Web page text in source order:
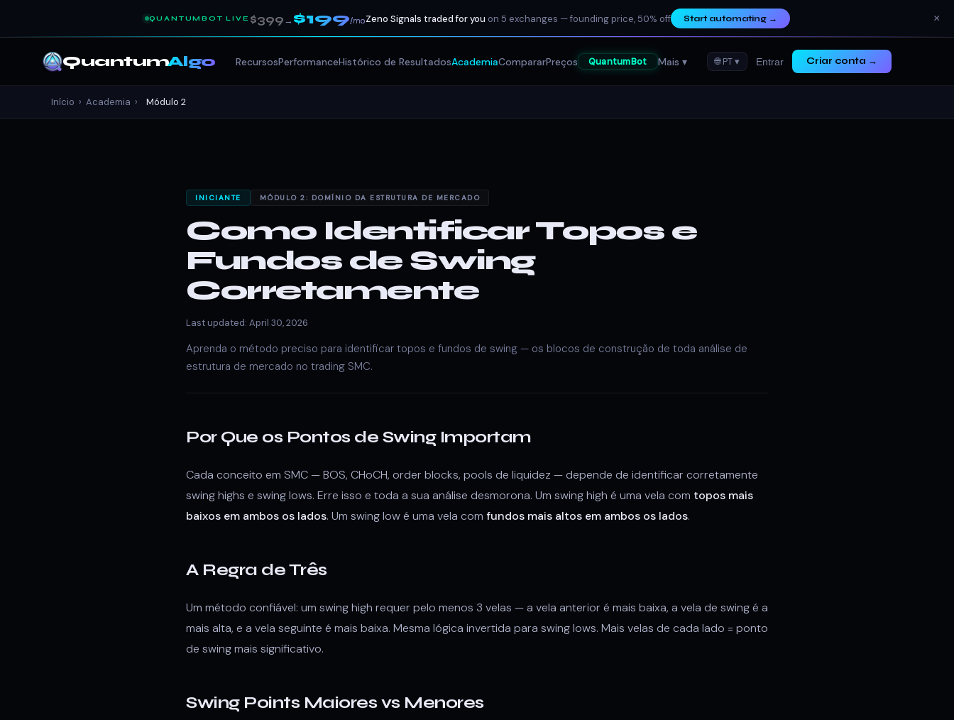
QUANTUMBOT LIVE $399→$199/moZeno Signals traded for you on 5 exchanges — founding price, 50% off Start automating→ ×
QuantumAlgo RecursosPerformanceHistórico de ResultadosAcademiaCompararPreços QuantumBot Mais ▾ 🌐 PT ▾ Entrar Criar conta →
Início › Academia › Módulo 2
INICIANTE MÓDULO 2: DOMÍNIO DA ESTRUTURA DE MERCADO
Como Identificar Topos e
Fundos de Swing
Corretamente
Last updated: April 30, 2026
Aprenda o método preciso para identificar topos e fundos de swing — os blocos de construção de toda análise de
estrutura de mercado no trading SMC.
Por Que os Pontos de Swing Importam
Cada conceito em SMC — BOS, CHoCH, order blocks, pools de liquidez — depende de identificar corretamente
swing highs e swing lows. Erre isso e toda a sua análise desmorona. Um swing high é uma vela com topos mais
baixos em ambos os lados. Um swing low é uma vela com fundos mais altos em ambos os lados.
A Regra de Três
Um método confiável: um swing high requer pelo menos 3 velas — a vela anterior é mais baixa, a vela de swing é a
mais alta, e a vela seguinte é mais baixa. Mesma lógica invertida para swing lows. Mais velas de cada lado = ponto
de swing mais significativo.
Swing Points Maiores vs Menores